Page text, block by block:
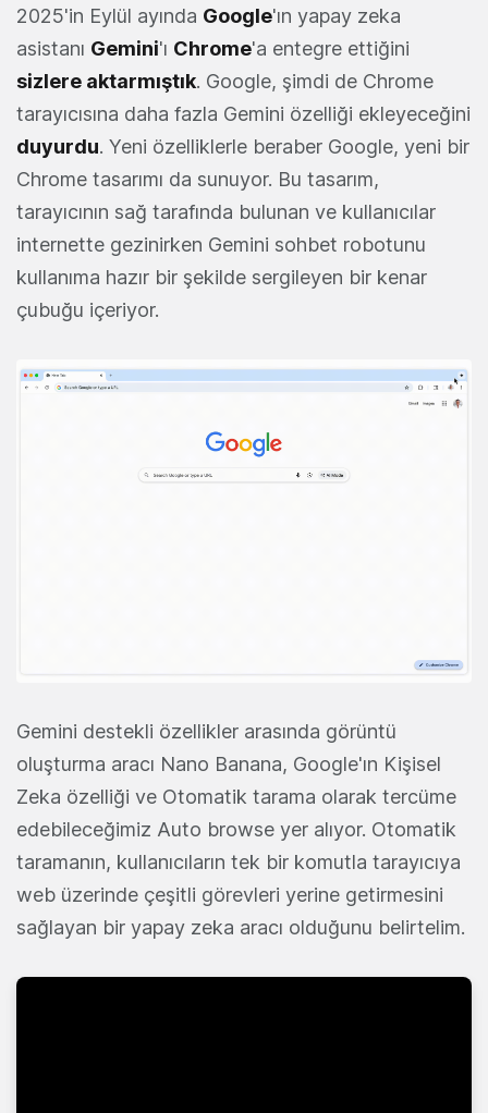
2025'in Eylül ayında Google'ın yapay zeka
asistanı Gemini'ı Chrome'a entegre ettiğini
sizlere aktarmıştık. Google, şimdi de Chrome
tarayıcısına daha fazla Gemini özelliği ekleyeceğini
duyurdu. Yeni özelliklerle beraber Google, yeni bir
Chrome tasarımı da sunuyor. Bu tasarım,
tarayıcının sağ tarafında bulunan ve kullanıcılar
internette gezinirken Gemini sohbet robotunu
kullanıma hazır bir şekilde sergileyen bir kenar
çubuğu içeriyor.
Gemini destekli özellikler arasında görüntü
oluşturma aracı Nano Banana, Google'ın Kişisel
Zeka özelliği ve Otomatik tarama olarak tercüme
edebileceğimiz Auto browse yer alıyor. Otomatik
taramanın, kullanıcıların tek bir komutla tarayıcıya
web üzerinde çeşitli görevleri yerine getirmesini
sağlayan bir yapay zeka aracı olduğunu belirtelim.